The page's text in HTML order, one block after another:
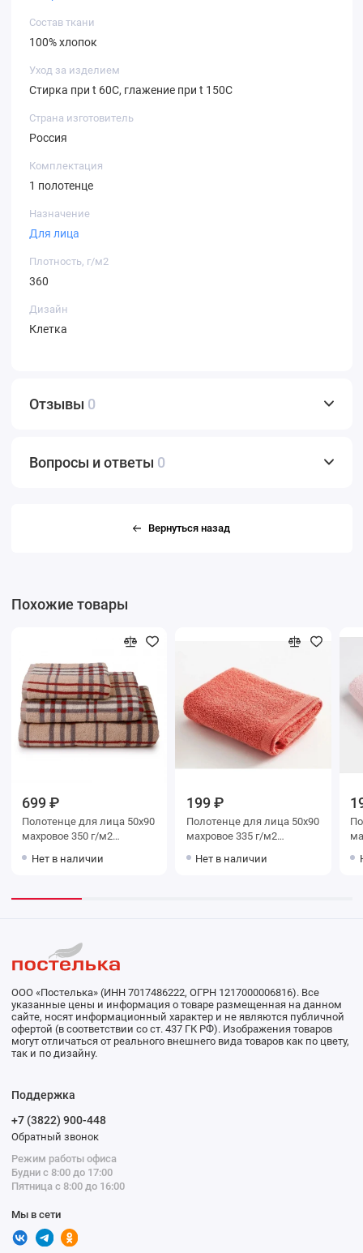
Состав ткани
100% хлопок
Уход за изделием
Стирка при t 60С, глажение при t 150С
Страна изготовитель
Россия
Комплектация
1 полотенце
Назначение
Для лица
Плотность, г/м2
360
Дизайн
Клетка
Отзывы 0
Вопросы и ответы 0
Вернуться назад
Похожие товары
699 ₽
Полотенце для лица 50х90
махровое 350 г/м2
Донецкая мануфактура
Нет в наличии
199 ₽
Полотенце для лица 50х90
махровое 335 г/м2
мануфактура
Нет в наличии
ООО «Постелька» (ИНН 7017486222, ОГРН 1217000006816). Все
указанные цены и информация о товаре размещенная на данном
сайте, носят информационный характер и не являются публичной
офертой (в соответствии со ст. 437 ГК РФ). Изображения товаров
могут отличаться от реального внешнего вида товаров как по цвету,
так и по дизайну.
Поддержка
+7 (3822) 900-448
Обратный звонок
Режим работы офиса
Будни с 8:00 до 17:00
Пятница с 8:00 до 16:00
Мы в сети